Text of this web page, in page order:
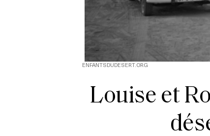
ENFANTSDUDESERT.ORG
Louise et